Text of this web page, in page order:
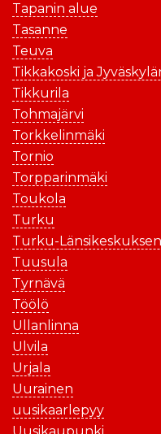
Tapanin alue
Tasanne
Teuva
Tikkakoski ja
Tikkurila
Tohmajärvi
Torkkelinmäki
Tornio
Torpparinmäki
Toukola
Turku
Turku-
Tuusula
Tyrnävä
Töölö
Ullanlinna
Ulvila
Urjala
Uurainen
uusikaarlepyy